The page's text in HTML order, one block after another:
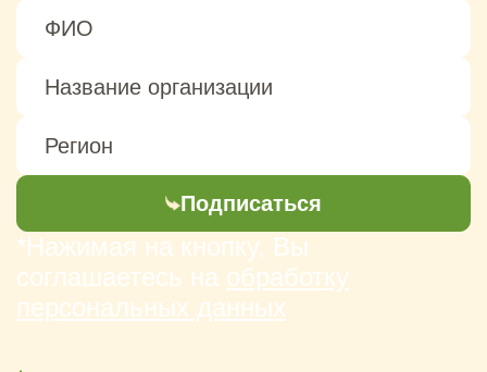
Подписаться
*Нажимая на кнопку, Вы
соглашаетесь на обработку
персональных данных